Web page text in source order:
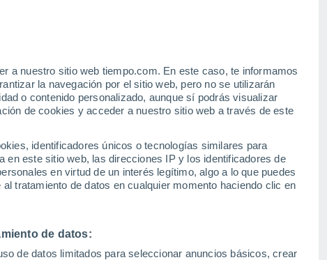
a nuestro sitio web tiempo.com. En este caso, te informamos
la navegación por el sitio web, pero no se utilizarán
o contenido personalizado, aunque sí podrás visualizar
de cookies y acceder a nuestro sitio web a través de este
identificadores únicos o tecnologías similares para
este sitio web, las direcciones IP y los identificadores de
en virtud de un interés legítimo, algo a lo que puedes
tratamiento de datos en cualquier momento haciendo clic en
de datos:
de datos limitados para seleccionar anuncios básicos, crear
Pla de l'Amerador
Planes
Playa Flamenca
Playas de Orihuela
els Poblets
Polideportivo Benidorm